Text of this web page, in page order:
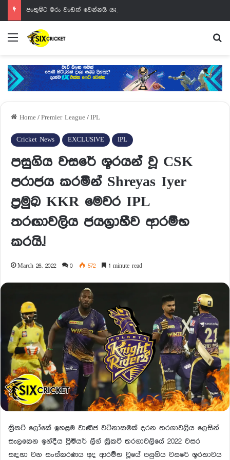
පැතුම්ට මරු වැඩක් වෙන්නයි යන්නේ
Menu
Home / Premier League / IPL
Cricket News EXCLUSIVE IPL
පසුගිය වසරේ ශූරයන් වූ CSK
පරාජය කරමින් Shreyas Iyer
ප්‍රමුඛ KKR මෙවර IPL
තරඟාවලිය ජයග්‍රාහීව ආරම්භ
කරයි.!
March 26, 2022 0 572 1 minute read
ක්‍රිකට් ලෝකේ ඉහළම වාණිජ වටිනාකමක් දරන තරගාවලිය ලෙසින්
සැලකෙන ඉන්දීය ප්‍රිමියර් ලීග් ක්‍රිකට් තරගාවලියේ 2022 වසර
සඳහා වන සංස්කරණය අද ආරම්භ වූයේ පසුගිය වසරේ ශූරතාවය